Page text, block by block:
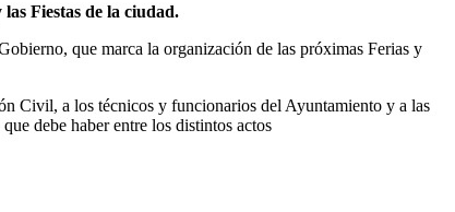
Fiestas de la ciudad.
que marca la organización de las próximas Ferias y
Civil, a los técnicos y funcionarios del Ayuntamiento y a las
debe haber entre los distintos actos